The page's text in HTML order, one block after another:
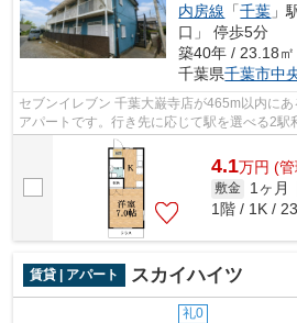
内房線 「千葉 」
口」 停歩5分
築40年 / 23.18㎡
千葉県千葉市中
セブンイレブン 千葉大巌寺店が465m以内に
アパートです。行き先に応じて駅を選べる2駅
式会社ネイティブ・トラストは、あなた...
4.1万円 (
敷金 1ヶ月
1階 / 1K /
賃貸 | アパート スカイハイツ
礼0